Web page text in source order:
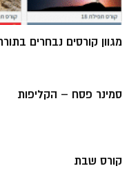
מגוון קורסים נבחרים
סמינר פסח – הקליפות
קורס שבת